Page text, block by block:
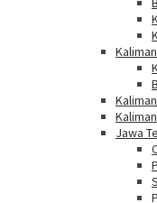
Jawa